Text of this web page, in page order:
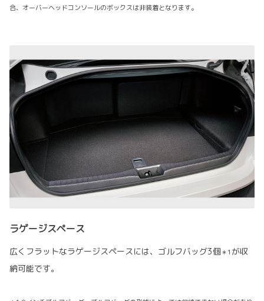
合、オーバーヘッドコンソールのボックスは非装着となります。
ラゲージスペース
広くフラットなラゲージスペースには、ゴルフバッグ3個＊1 が収
納可能です。